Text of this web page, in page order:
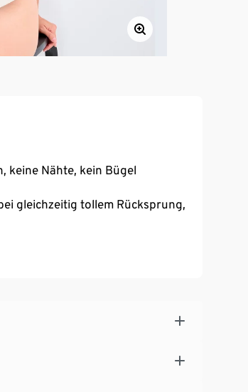
keine Nähte, kein Bügel
gleichzeitig tollem Rücksprung,